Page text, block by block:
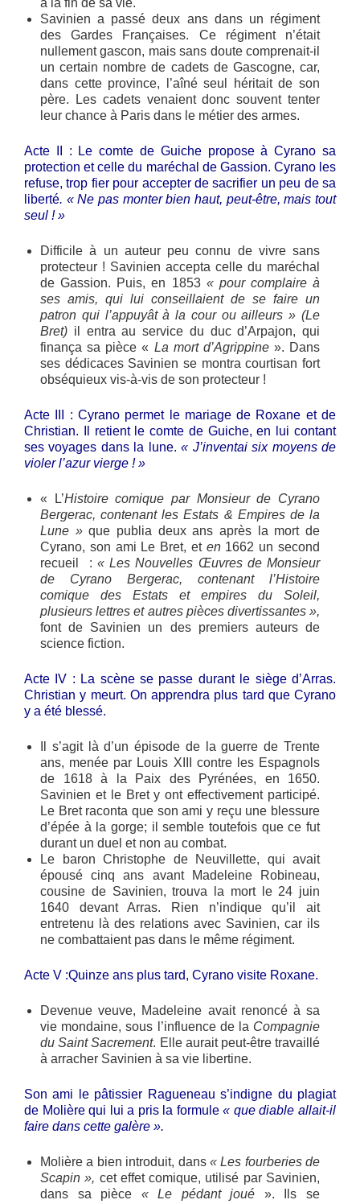
Savinien a passé deux ans dans un régiment
des Gardes Françaises. Ce régiment n’était
nullement gascon, mais sans doute comprenait-il
un certain nombre de cadets de Gascogne, car,
dans cette province, l’aîné seul héritait de son
père. Les cadets venaient donc souvent tenter
leur chance à Paris dans le métier des armes.
Acte II : Le comte de Guiche propose à Cyrano sa
protection et celle du maréchal de Gassion. Cyrano les
refuse, trop fier pour accepter de sacrifier un peu de sa
liberté. « Ne pas monter bien haut, peut-être, mais tout
seul !»
Difficile à un auteur peu connu de vivre sans
protecteur ! Savinien accepta celle du maréchal
de Gassion. Puis, en 1853 « pour complaire à
ses amis, qui lui conseillaient de se faire un
patron qui l’appuyât à la cour ou ailleurs » (Le
Bret) il entra au service du duc d’Arpajon, qui
finança sa pièce « La mort d’Agrippine ». Dans
ses dédicaces Savinien se montra courtisan fort
obséquieux vis-à-vis de son protecteur !
Acte III : Cyrano permet le mariage de Roxane et de
Christian. Il retient le comte de Guiche, en lui contant
ses voyages dans la lune.« J’inventai six moyens de
violer l’azur vierge ! »
« L’Histoire comique par Monsieur de Cyrano
Bergerac, contenant les Estats & Empires de la
Lune »que publia deux ans après la mort de
Cyrano, son ami Le Bret, et en1662 un second
recueil : « Les Nouvelles Œuvres de Monsieur
de Cyrano Bergerac, contenant l’Histoire
comique des Estats et empires du Soleil,
plusieurs lettres et autres pièces divertissantes »,
font de Savinien un des premiers auteurs de
science fiction.
Acte IV : La scène se passe durant le siège d’Arras.
Christian y meurt. On apprendra plus tard que Cyrano
y a été blessé.
Il s’agit là d’un épisode de la guerre de Trente
ans, menée par Louis XIII contre les Espagnols
de 1618 à la Paix des Pyrénées, en 1650.
Savinien et le Bret y ont effectivement participé.
Le Bret raconta que son ami y reçu une blessure
d’épée à la gorge; il semble toutefois que ce fut
durant un duel et non au combat.
Le baron Christophe de Neuvillette, qui avait
épousé cinq ans avant Madeleine Robineau,
cousine de Savinien, trouva la mort le 24 juin
1640 devant Arras. Rien n’indique qu’il ait
entretenu là des relations avec Savinien, car ils
ne combattaient pas dans le même régiment.
Acte V :Quinze ans plus tard, Cyrano visite Roxane.
Devenue veuve, Madeleine avait renoncé à sa
vie mondaine, sous l’influence de la Compagnie
du Saint Sacrement. Elle aurait peut-être travaillé
à arracher Savinien à sa vie libertine.
Son ami le pâtissier Ragueneau s’indigne du plagiat
de Molière qui lui a pris la formule« que diable allait-il
faire dans cette galère ».
Molière a bien introduit, dans « Les fourberies de
Scapin », cet effet comique, utilisé par Savinien,
dans sa pièce « Le pédant joué ». Ils se